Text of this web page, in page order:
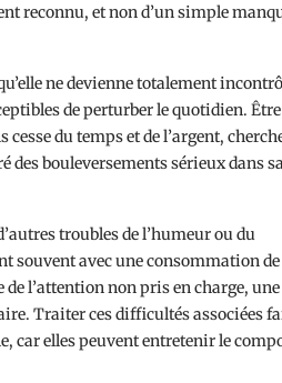
reconnu, et non d’un simple
ne devienne totalement
de perturber le quotidien.
du temps et de l’argent,
bouleversements sérieux dans
troubles de l’humeur ou du
souvent avec une consommation de
l’attention non pris en charge, une
Traiter ces difficultés associées
car elles peuvent entretenir le